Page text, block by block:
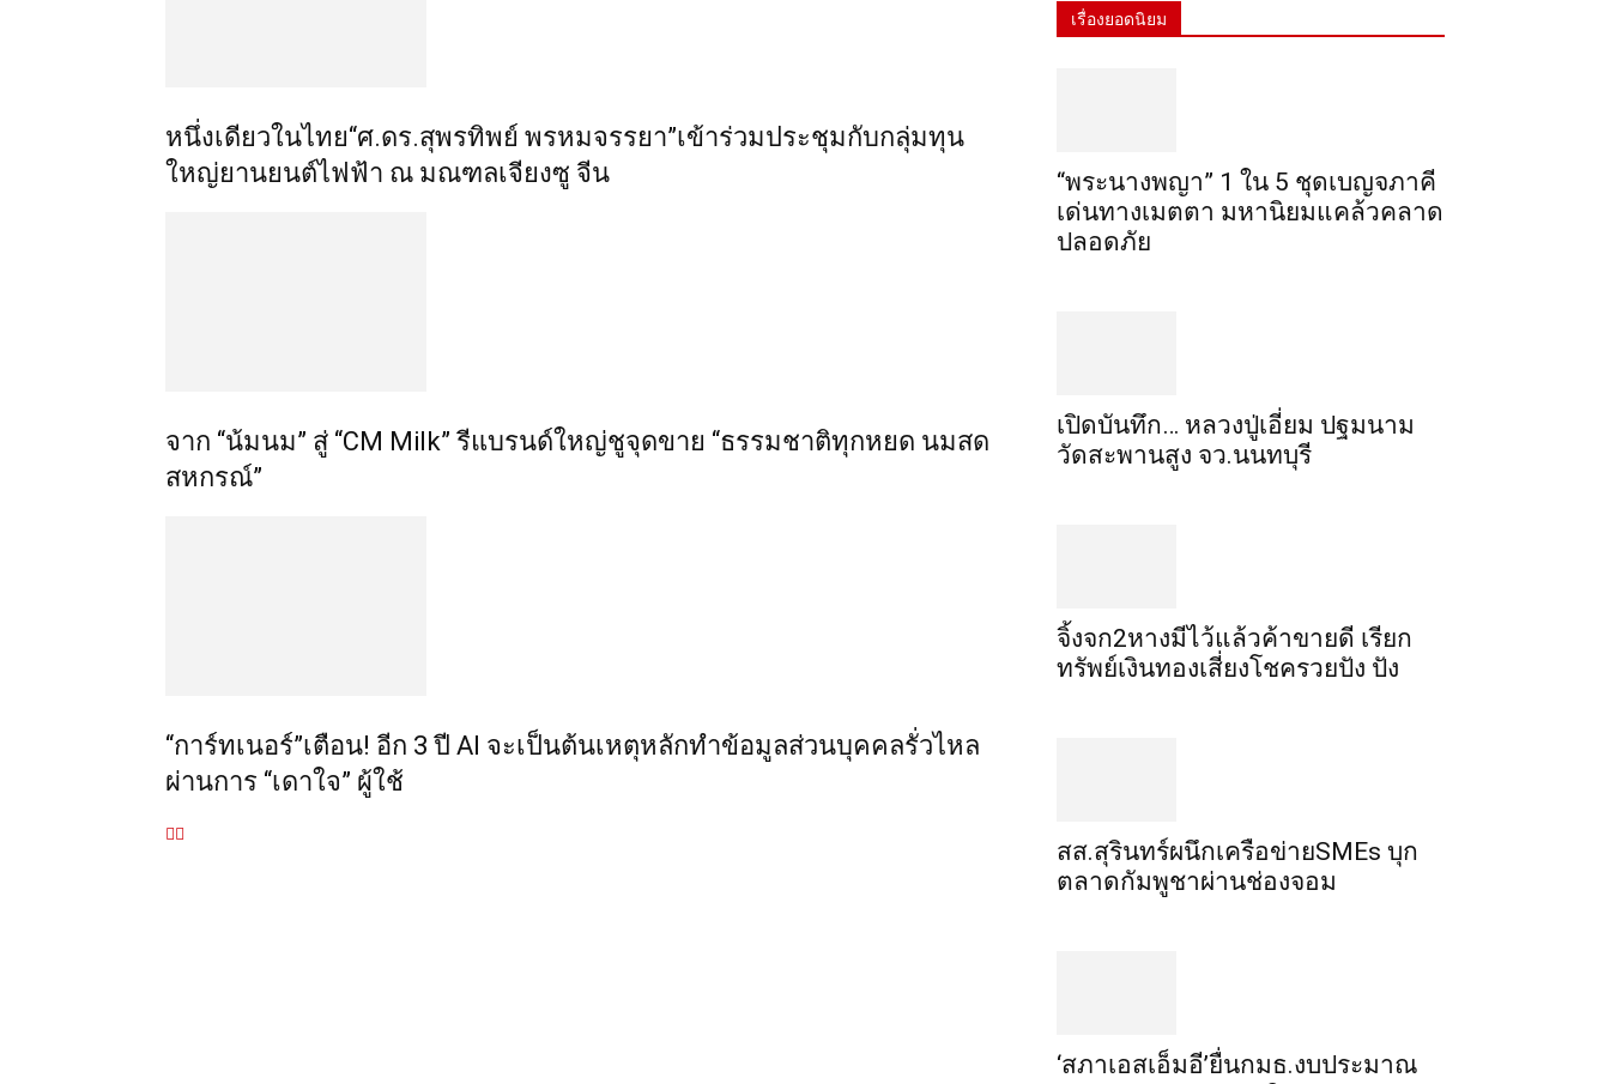
หนึ่งเดียวในไทย“ศ.ดร.สุพรทิพย์ พรหมจรรยา”เข้าร่วมประชุมกับกลุ่มทุน
ใหญ่ยานยนต์ไฟฟ้า ณ มณฑลเจียงซู จีน
จาก “น้มนม” สู่ “CM Milk” รีแบรนด์ใหญ่ชูจุดขาย “ธรรมชาติทุกหยด นมสด
สหกรณ์”
“การ์ทเนอร์”เตือน! อีก 3 ปี AI จะเป็นต้นเหตุหลักทำข้อมูลส่วนบุคคลรั่วไหล
ผ่านการ “เดาใจ” ผู้ใช้
เรื่องยอดนิยม
“พระ​นาง​พญา” 1 ใน 5​ ชุดเบญจ​ภาคี​
เด่นทางเมตตา​ มหา​นิยม​แคล้วคลาด​
ปลอดภัย​
เปิดบันทึก… หลวงปู่เอี่ยม ​ปฐม​นาม​
วัดสะพานสูง​ จว.นนทบุรี
จิ้งจก​2​หาง​มีไว้แล้ว​ค้าขาย​ดี​ เรียก​
ทรัพย์เงินทอง​เสี่ยงโชค​รวยปัง​ ปัง​
สส.สุรินทร์ผนึกเครือข่ายSMEs บุก
ตลาดกัมพูชาผ่านช่องจอม
‘สภาเอสเอ็มอี’ยื่นกมธ.งบประมาณ